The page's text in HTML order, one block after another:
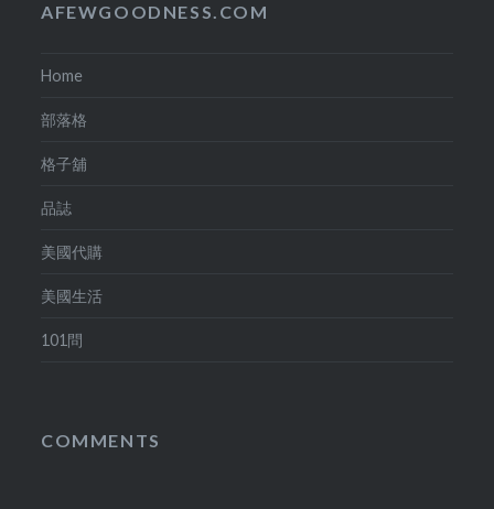
AFEWGOODNESS.COM
Home
部落格
格子舖
品誌
美國代購
美國生活
101問
COMMENTS